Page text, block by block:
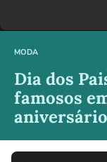
MODA
Dia dos
famosos